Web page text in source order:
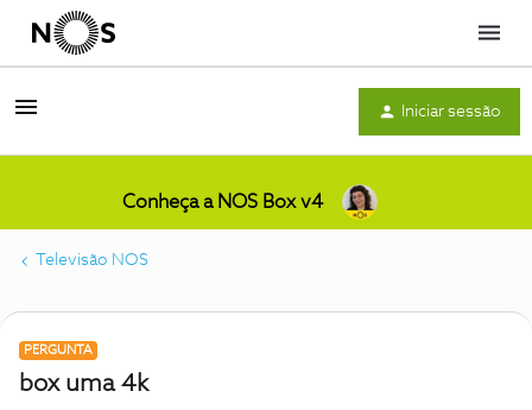
Menu
Iniciar sessão
Conheça a NOS Box v4
Televisão NOS
PERGUNTA
box uma 4k